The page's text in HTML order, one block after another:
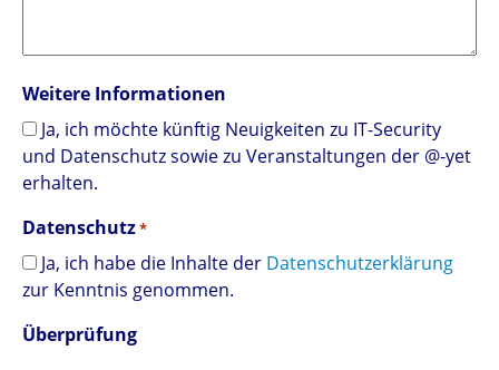
Weitere Informationen
Ja, ich möchte künftig Neuigkeiten zu IT-Security
und Datenschutz sowie zu Veranstaltungen der @-yet
erhalten.
Datenschutz*
Ja, ich habe die Inhalte der Datenschutzerklärung
zur Kenntnis genommen.
Überprüfung